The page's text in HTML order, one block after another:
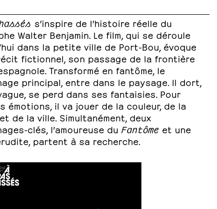
s’inspire de l’histoire réelle du
Walter Benjamin. Le film, qui se déroule
dans la petite ville de Port-Bou, évoque
fictionnel, son passage de la frontière
Transformé en fantôme, le
principal, entre dans le paysage. Il dort,
se perd dans ses fantaisies. Pour
émotions, il va jouer de la couleur, de la
de la ville. Simultanément, deux
clés, l’amoureuse du Fantôme et une
partent à sa recherche.